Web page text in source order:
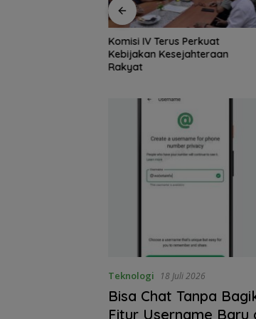
Baru 10 Persen, Aktivasi IKD
Banjarmasin Didorong Tuntas
90 Persen dalam Dua Bulan
Teknologi 18 Juli 2026
Bisa Chat Tanpa
Fitur Username Baru